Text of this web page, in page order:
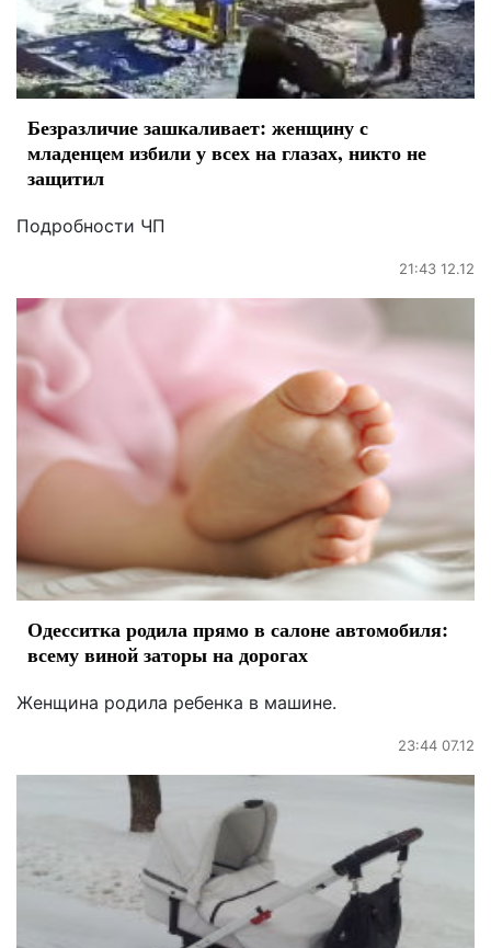
Безразличие зашкаливает: женщину с
младенцем избили у всех на глазах, никто не
защитил
Подробности ЧП
21:43 12.12
Одесситка родила прямо в салоне автомобиля:
всему виной заторы на дорогах
Женщина родила ребенка в машине.
23:44 07.12